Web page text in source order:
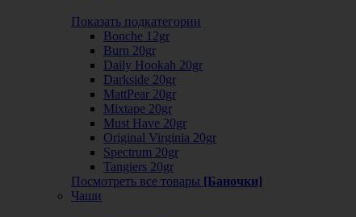
Показать подкатегории
Bonche 12gr
Burn 20gr
Daily Hookah 20gr
Darkside 20gr
MattPear 20gr
Mixtape 20gr
Must Have 20gr
Original Virginia 20gr
Spectrum 20gr
Tangiers 20gr
Посмотреть все товары [Баночки]
Чаши